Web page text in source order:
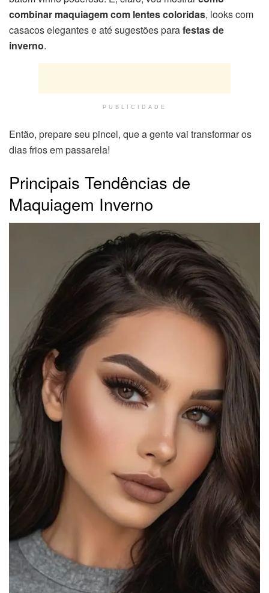
combinar maquiagem com lentes coloridas, looks com
casacos elegantes e até sugestões parafestas de
inverno.
PUBLICIDADE
Então, prepare seu pincel, que a gente vai transformar os
dias frios em passarela!
Principais Tendências de
Maquiagem Inverno